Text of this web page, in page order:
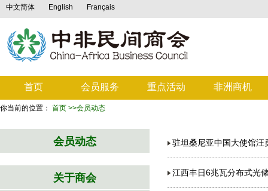
中文简体 English Français
首页 会员服务 重点活动 非洲商机
你当前的位置： 首页 >>会员动态
会员动态
关于商会
驻坦桑尼亚中国大使馆
江西丰日6兆瓦分布式光